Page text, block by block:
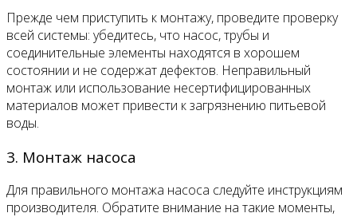
Прежде чем приступить к монтажу, проведите проверку
всей системы: убедитесь, что насос, трубы и
соединительные элементы находятся в хорошем
состоянии и не содержат дефектов. Неправильный
монтаж или использование несертифицированных
материалов может привести к загрязнению питьевой
воды.
3. Монтаж насоса
Для правильного монтажа насоса следуйте инструкциям
производителя. Обратите внимание на такие моменты,